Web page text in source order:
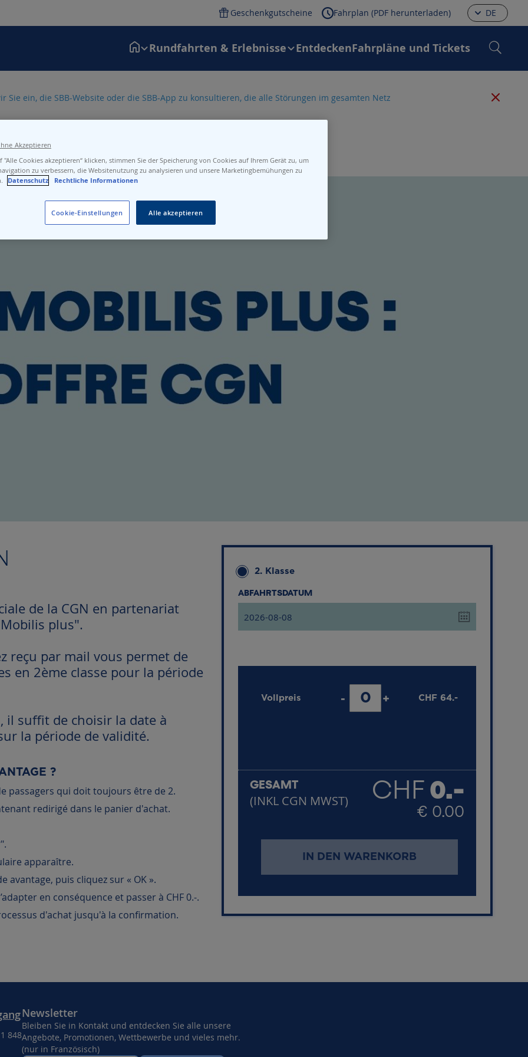
Geschenkgutscheine Fahrplan (PDF herunterladen) DE
Rundfahrten & Erlebnisse EntdeckenFahrpläne und Tickets
ein, die SBB-Website oder die SBB-App zu konsultieren, die alle Störungen im gesamten Netz
de la CGN en partenariat
plus".
reçu par mail vous permet de
en 2ème classe pour la période
il suffit de choisir la date à
la période de validité.
?
passagers qui doit toujours être de 2.
redirigé dans le panier d'achat.
apparaître.
avantage, puis cliquez sur « OK ».
en conséquence et passer à CHF 0.-.
d'achat jusqu'à la confirmation.
2. Klasse
ABFAHRTSDATUM
Vollpreis - + CHF 64.-
GESAMT
(INKL CGN MWST) CHF0.-
€ 0.00
IN DEN WARENKORB
848
Newsletter
Bleiben Sie in Kontakt und entdecken Sie alle unsere
Angebote, Promotionen, Wettbewerbe und vieles mehr.
(nur in Französisch)
"Alle Cookies akzeptieren“ klicken, stimmen Sie der Speicherung von Cookies auf Ihrem Gerät zu, um
zu verbessern, die Websitenutzung zu analysieren und unsere Marketingbemühungen zu
Datenschutz Rechtliche Informationen
Cookie-Einstellungen Alle akzeptieren
Akzeptieren